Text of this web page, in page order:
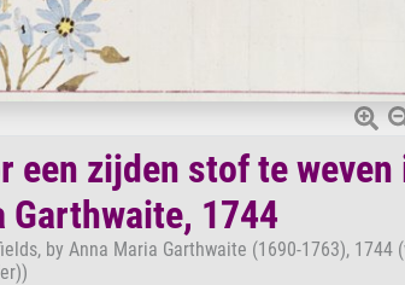
een zijden stof te weven
1744
by Anna Maria Garthwaite (1690-1763), 1744